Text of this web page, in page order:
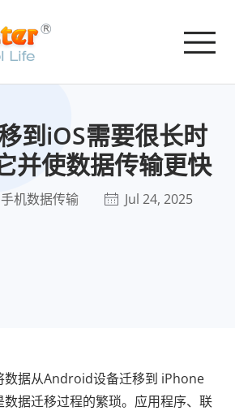
到iOS需要很长时
并使数据传输更快
手机数据传输 Jul 24, 2025
数据从Android设备迁移到 iPhone
据迁移过程的繁琐。应用程序、联